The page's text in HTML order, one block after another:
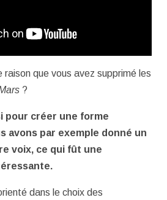
raison que vous avez supprimé les
?
pour créer une forme
avons par exemple donné un
voix, ce qui fût une
dans le choix des